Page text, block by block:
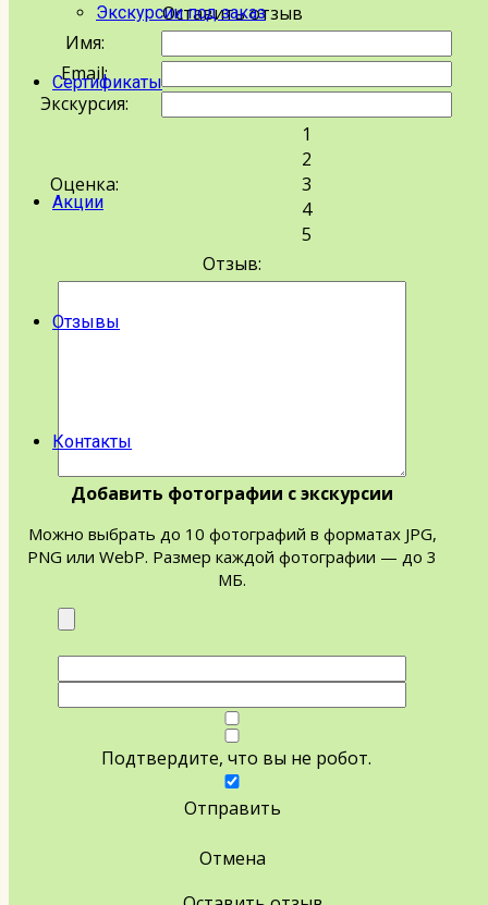
Экскурсии под заказ
Сертификаты
Акции
Отзывы
Контакты
Оставить отзыв
Имя:
Email:
Экскурсия:
Оценка:
1
2
3
4
5
Отзыв:
Добавить фотографии с экскурсии
Можно выбрать до 10 фотографий в форматах JPG,
PNG или WebP. Размер каждой фотографии — до 3
МБ.
Подтвердите, что вы не робот.
Отправить
Отмена